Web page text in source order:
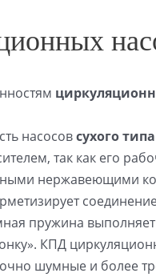
насосовсухого типа
так как его
нержавеющими
пружина
КПД
шумные и более